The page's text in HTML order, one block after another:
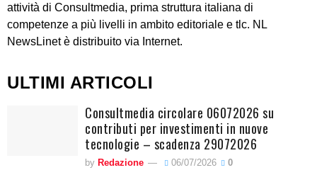
attività di Consultmedia, prima struttura italiana di
competenze a più livelli in ambito editoriale e tlc. NL
NewsLinet è distribuito via Internet.
ULTIMI ARTICOLI
Consultmedia circolare 06072026 su
contributi per investimenti in nuove
tecnologie – scadenza 29072026
by Redazione 06/07/2026 0